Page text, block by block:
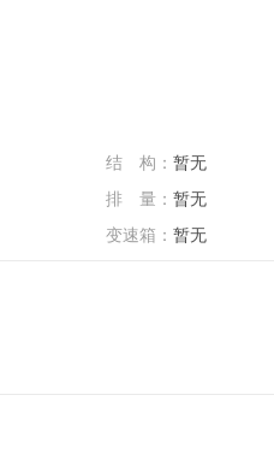
结 构： 暂无
排 量： 暂无
变速箱： 暂无